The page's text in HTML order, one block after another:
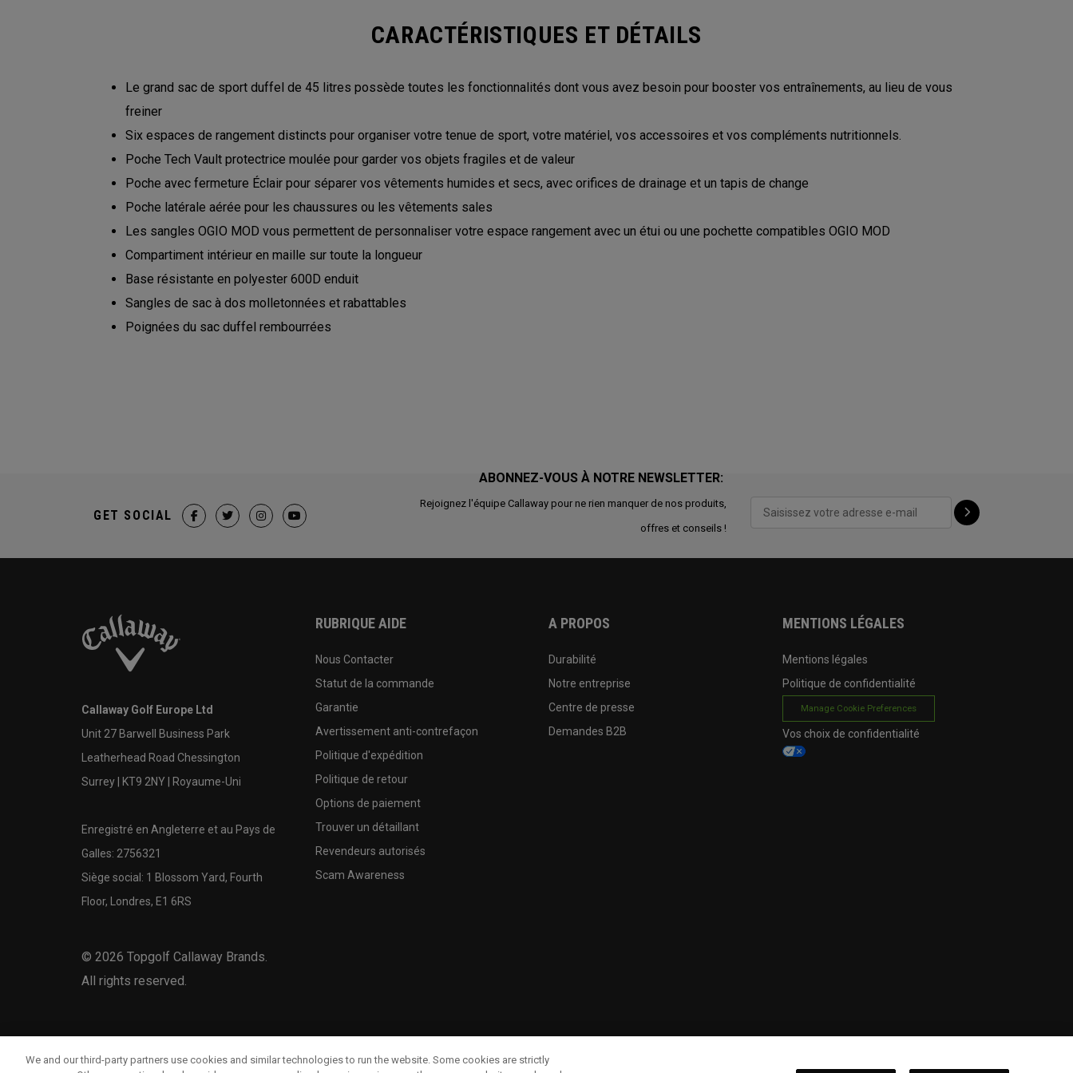
CARACTÉRISTIQUES ET DÉTAILS
Le grand sac de sport duffel de 45 litres possède toutes les fonctionnalités dont vous avez besoin pour booster vos entraînements, au lieu de vous
freiner
Six espaces de rangement distincts pour organiser votre tenue de sport, votre matériel, vos accessoires et vos compléments nutritionnels.
Poche Tech Vault protectrice moulée pour garder vos objets fragiles et de valeur
Poche avec fermeture Éclair pour séparer vos vêtements humides et secs, avec orifices de drainage et un tapis de change
Poche latérale aérée pour les chaussures ou les vêtements sales
Les sangles OGIO MOD vous permettent de personnaliser votre espace rangement avec un étui ou une pochette compatibles OGIO MOD
Compartiment intérieur en maille sur toute la longueur
Base résistante en polyester 600D enduit
Sangles de sac à dos molletonnées et rabattables
Poignées du sac duffel rembourrées
ABONNEZ-VOUS À NOTRE NEWSLETTER:
Rejoignez l'équipe Callaway pour ne rien manquer de nos produits,
offres et conseils !
GET SOCIAL
Callaway Golf Europe Ltd
Unit 27 Barwell Business Park
Leatherhead Road Chessington
Surrey | KT9 2NY | Royaume-Uni
Enregistré en Angleterre et au Pays de
Galles: 2756321
Siège social: 1 Blossom Yard, Fourth
Floor, Londres, E1 6RS
© 2026 Topgolf Callaway Brands.
All rights reserved.
RUBRIQUE AIDE
Nous Contacter
Statut de la commande
Garantie
Avertissement anti-contrefaçon
Politique d'expédition
Politique de retour
Options de paiement
Trouver un détaillant
Revendeurs autorisés
Scam Awareness
A PROPOS
Durabilité
Notre entreprise
Centre de presse
Demandes B2B
MENTIONS LÉGALES
Mentions légales
Politique de confidentialité
Manage Cookie Preferences
Vos choix de confidentialité
We and our third-party partners use cookies and similar technologies to run the website. Some cookies are strictly